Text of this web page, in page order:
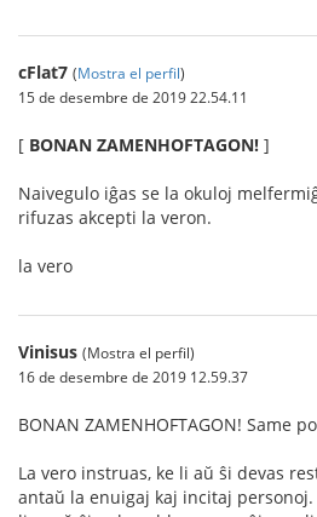
cFlat7 (Mostra el perfil)
15 de desembre de 2019 22.54.11
[ BONAN ZAMENHOFTAGON! ]
Naivegulo iĝas se la okuloj
rifuzas akcepti la veron.
la vero
Vinisus (Mostra el perfil)
16 de desembre de 2019 12.59.37
BONAN ZAMENHOFTAGON! Same
La vero instruas, ke li aŭ ŝi devas
antaŭ la enuigaj kaj incitaj